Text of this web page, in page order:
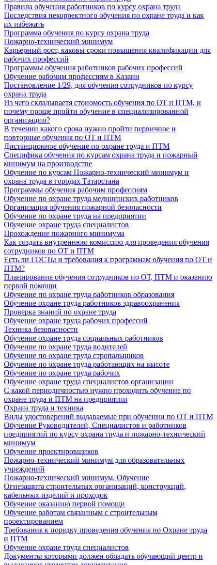
Правила обучения работников по курсу охрана труда
Последствия некорректного обучения по охране труда и как
их избежать
Программа обучения по курсу охрана труда
Пожарно-технический минимум
Карьерный рост, каковы сроки повышения квалификации для
рабочих профессий
Программы обучения работников рабочих профессий
Обучение рабочим профессиям в Казани
Постановление 1/29, для обучения сотрудников по курсу
охрана труда
Из чего складываетя стоиомость обучения по ОТ и ПТМ, и
почему проще пройти обучение в специализированной
организации?
В течении какого срока нужно пройти первичное и
повторные обучения по ОТ и ПТМ
Дистанционное обучение по охране труда и ПТМ
Специфика обучения по курсам охрана труда и пожарный
минимум на производстве
Обучение по курсам Пожарно-технический минимум и
охрана труда в городах Татарстана
Программы обучения рабочим профессиям
Обучение по охране труда медицинских работников
Организация обучения пожарной безопасности
Обучение по охране труда на предприятии
Обучение охране труда специалистов
Прохождение пожарного минимума
Как создать внутреннюю комиссию для проведения обучения
сотрудников по ОТ и ПТМ
Есть ли ГОСТы и требования к программам обучения по ОТ и
ПТМ?
Планирование обучения сотрудников по ОТ, ПТМ и оказанию
первой помощи
Обучение по охране труда работников образования
Обучение охране труда работников здравоохранения
Проверка знаний по охране труда
Обучение охране труда рабочих профессий
Техника безопасности
Обучение охране труда социальных работников
Обучение по охране труда водителей
Обучение по охране труда стропальщиков
Обучение по охране труда работающих на высоте
Обучение по охране труда рабочих
Обучение охране труда специалистов организации
С какой периодичностью нужно проходить обучение по
охране труда и ПТМ на предприятии
Охрана труда и техника
Виды удостоверений выдаваемые при обучении по ОТ и ПТМ
Обучение Руководителей, Специалистов и работников
предприятий по курсу охрана труда и пожарно-технический
минимум
Обучение проектировщиков
Пожарно-технический минимум для образовательных
учреждений
Пожарно-технический минимум. Обучение
Огнезащита строительных организаций, конструкций,
кабельных изделий и проходок
Обучение оказанию первой помощи
Обучение работам связанным с строительным
проектированием
Требования к порядку проведения обучения по Охране труда
и ПТМ
Обучение охране труда специалистов
Документы которыми должен обладать обучающий центр и